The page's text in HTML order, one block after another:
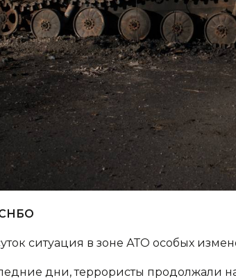
СНБО
ситуация в зоне АТО особых
дни, террористы продолжали